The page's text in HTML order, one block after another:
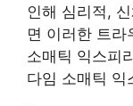
인해 심리적,
면 이러한 트라
소매틱 익스피
다임 소매틱